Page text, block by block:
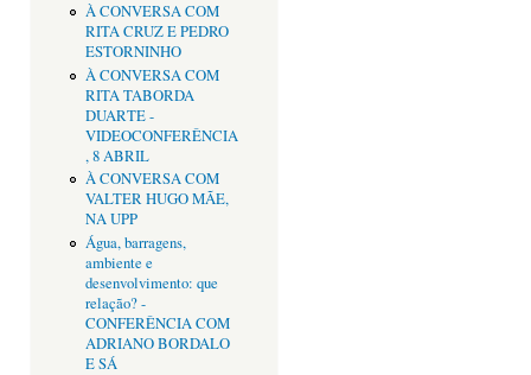
À CONVERSA COM
RITA CRUZ E PEDRO
ESTORNINHO
À CONVERSA COM
RITA TABORDA
DUARTE -
VIDEOCONFERÊNCIA
, 8 ABRIL
À CONVERSA COM
VALTER HUGO MÃE,
NA UPP
Água, barragens,
ambiente e
desenvolvimento: que
relação? -
CONFERÊNCIA COM
ADRIANO BORDALO
E SÁ